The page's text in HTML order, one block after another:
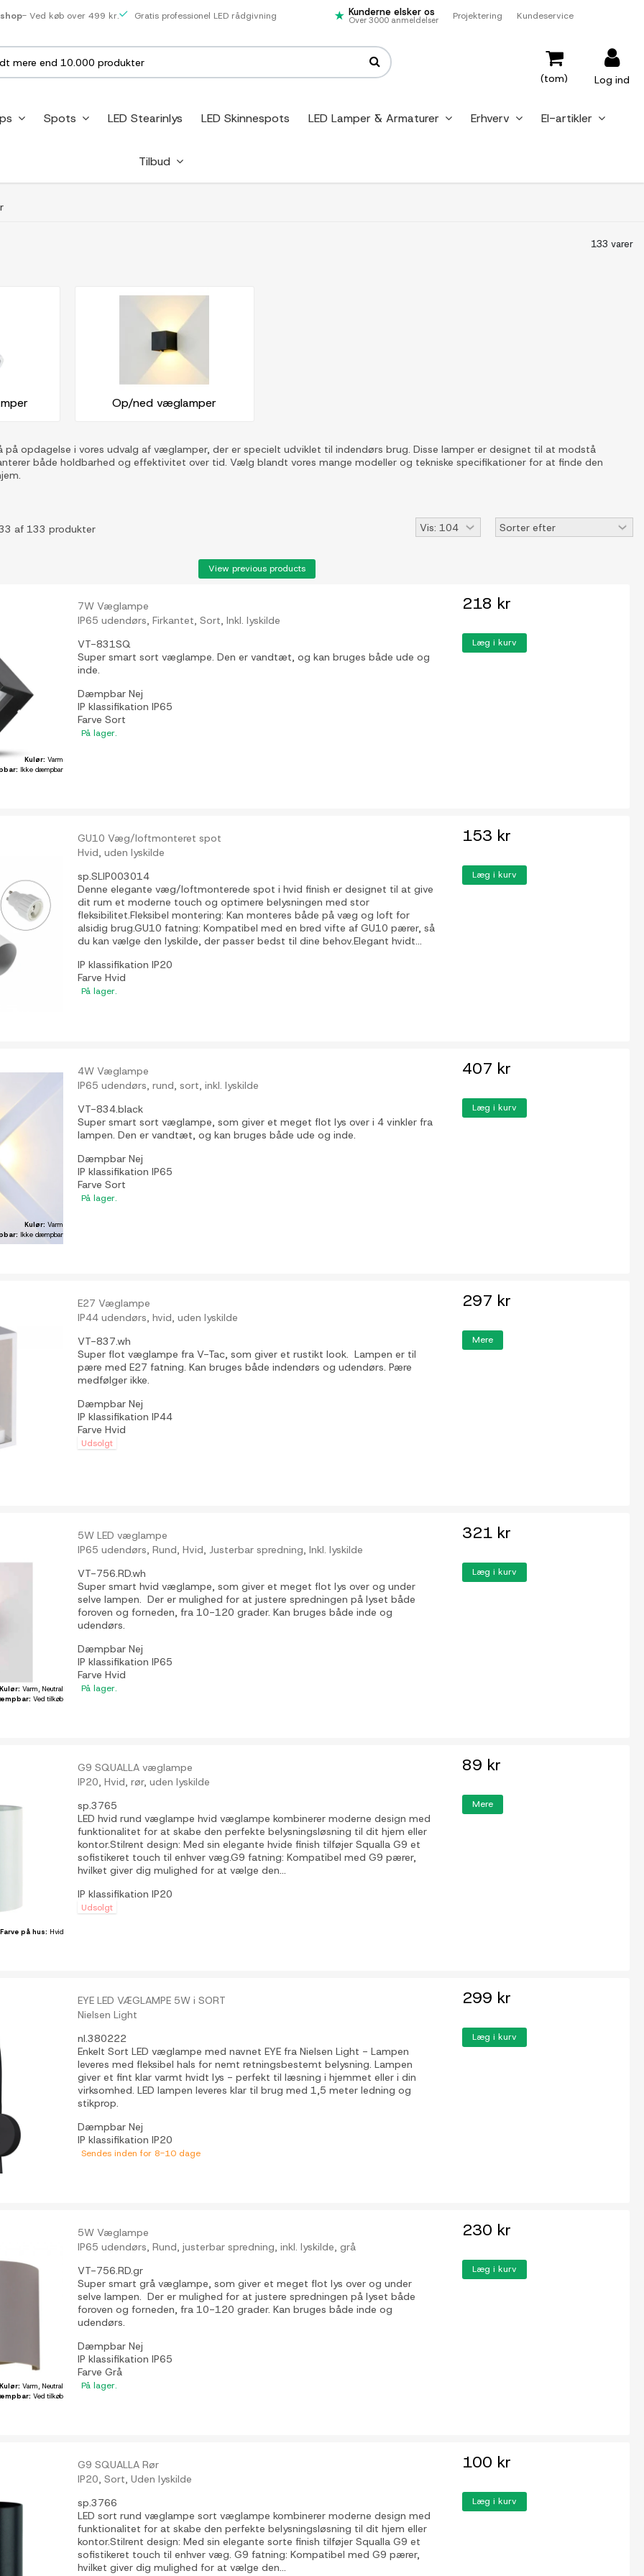
- Ved køb over 499 kr. Gratis professionel LED rådgivning Kunderne elsker os
Over 3000 anmeldelser Projektering Kundeservice
Log ind
(tom)
Spots LED Stearinlys LED Skinnespots LED Lamper & Armaturer Erhverv El-artikler
Tilbud
133 varer
Op/ned væglamper
på opdagelse i vores udvalg af væglamper, der er specielt udviklet til indendørs brug. Disse lamper er designet til at modstå
både holdbarhed og effektivitet over tid. Vælg blandt vores mange modeller og tekniske specifikationer for at finde den
af 133 produkter
View previous products
Kulør:Varm
Ikke dæmpbar
7W Væglampe
IP65 udendørs, Firkantet, Sort, Inkl. lyskilde
VT-831SQ
Super smart sort væglampe. Den er vandtæt, og kan bruges både ude og
inde.
DæmpbarNej
IP klassifikationIP65
FarveSort
På lager.
218 kr
Læg i kurv
GU10 Væg/loftmonteret spot
Hvid, uden lyskilde
sp.SLIP003014
Denne elegante væg/loftmonterede spot i hvid finish er designet til at give
dit rum et moderne touch og optimere belysningen med stor
fleksibilitet.Fleksibel montering: Kan monteres både på væg og loft for
alsidig brug.GU10 fatning: Kompatibel med en bred vifte af GU10 pærer, så
du kan vælge den lyskilde, der passer bedst til dine behov.Elegant hvidt...
IP klassifikationIP20
FarveHvid
På lager.
153 kr
Læg i kurv
Kulør:Varm
Ikke dæmpbar
4W Væglampe
IP65 udendørs, rund, sort, inkl. lyskilde
VT-834.black
Super smart sort væglampe, som giver et meget flot lys over i 4 vinkler fra
lampen. Den er vandtæt, og kan bruges både ude og inde.
DæmpbarNej
IP klassifikationIP65
FarveSort
På lager.
407 kr
Læg i kurv
E27 Væglampe
IP44 udendørs, hvid, uden lyskilde
VT-837.wh
Super flot væglampe fra V-Tac, som giver et rustikt look. Lampen er til
pære med E27 fatning. Kan bruges både indendørs og udendørs. Pære
medfølger ikke.
DæmpbarNej
IP klassifikationIP44
FarveHvid
Udsolgt
297 kr
Mere
Kulør:Varm, Neutral
Ved tilkøb
5W LED væglampe
IP65 udendørs, Rund, Hvid, Justerbar spredning, Inkl. lyskilde
VT-756.RD.wh
Super smart hvid væglampe, som giver et meget flot lys over og under
selve lampen. Der er mulighed for at justere spredningen på lyset både
foroven og forneden, fra 10-120 grader. Kan bruges både inde og
udendørs.
DæmpbarNej
IP klassifikationIP65
FarveHvid
På lager.
321 kr
Læg i kurv
Farve på hus: Hvid
G9 SQUALLA væglampe
IP20, Hvid, rør, uden lyskilde
sp.3765
LED hvid rund væglampe hvid væglampe kombinerer moderne design med
funktionalitet for at skabe den perfekte belysningsløsning til dit hjem eller
kontor.Stilrent design: Med sin elegante hvide finish tilføjer Squalla G9 et
sofistikeret touch til enhver væg.G9 fatning: Kompatibel med G9 pærer,
hvilket giver dig mulighed for at vælge den...
IP klassifikationIP20
Udsolgt
89 kr
Mere
EYE LED VÆGLAMPE 5W i SORT
Nielsen Light
nl.380222
Enkelt Sort LED væglampe med navnet EYE fra Nielsen Light - Lampen
leveres med fleksibel hals for nemt retningsbestemt belysning. Lampen
giver et fint klar varmt hvidt lys - perfekt til læsning i hjemmet eller i din
virksomhed. LED lampen leveres klar til brug med 1,5 meter ledning og
stikprop.
DæmpbarNej
IP klassifikationIP20
Sendes inden for 8-10 dage
299 kr
Læg i kurv
Kulør:Varm, Neutral
Ved tilkøb
5W Væglampe
IP65 udendørs, Rund, justerbar spredning, inkl. lyskilde, grå
VT-756.RD.gr
Super smart grå væglampe, som giver et meget flot lys over og under
selve lampen. Der er mulighed for at justere spredningen på lyset både
foroven og forneden, fra 10-120 grader. Kan bruges både inde og
udendørs.
DæmpbarNej
IP klassifikationIP65
FarveGrå
På lager.
230 kr
Læg i kurv
G9 SQUALLA Rør
IP20, Sort, Uden lyskilde
sp.3766
LED sort rund væglampe sort væglampe kombinerer moderne design med
funktionalitet for at skabe den perfekte belysningsløsning til dit hjem eller
kontor.Stilrent design: Med sin elegante sorte finish tilføjer Squalla G9 et
sofistikeret touch til enhver væg. G9 fatning: Kompatibel med G9 pærer,
hvilket giver dig mulighed for at vælge den...
100 kr
Læg i kurv